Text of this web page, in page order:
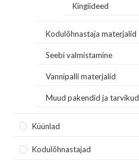
Kingiideed
Kodulõhnastaja materjalid
Seebi valmistamine
Vannipalli materjalid
Muud pakendid ja tarvikud
Küünlad
Kodulõhnastajad